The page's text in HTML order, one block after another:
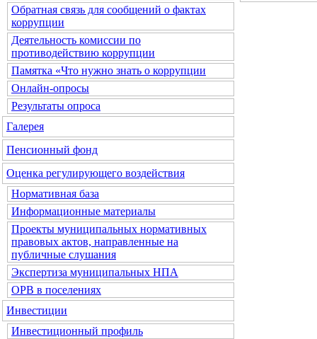
Обратная связь для сообщений о фактах
коррупции
Деятельность комиссии по
противодействию коррупции
Памятка «Что нужно знать о коррупции
Онлайн-опросы
Результаты опроса
Галерея
Пенсионный фонд
Оценка регулирующего воздействия
Нормативная база
Информационные материалы
Проекты муниципальных нормативных
правовых актов, направленные на
публичные слушания
Экспертиза муниципальных НПА
ОРВ в поселениях
Инвестиции
Инвестиционный профиль